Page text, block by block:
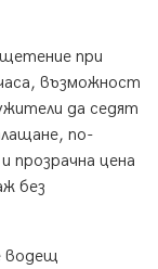
при
възможност
да седят
по-
прозрачна цена
без
водещ